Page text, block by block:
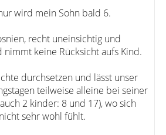
wird mein Sohn bald 6.
recht uneinsichtig und
keine Rücksicht aufs Kind.
durchsetzen und lässt unser
teilweise alleine bei seiner
2 kinder: 8 und 17), wo sich
sehr wohl fühlt.